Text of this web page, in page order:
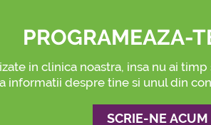
PROGRAMEAZA-
in clinica noastra, insa nu ai
informatii despre tine si unul din
SCRIE-NE ACUM